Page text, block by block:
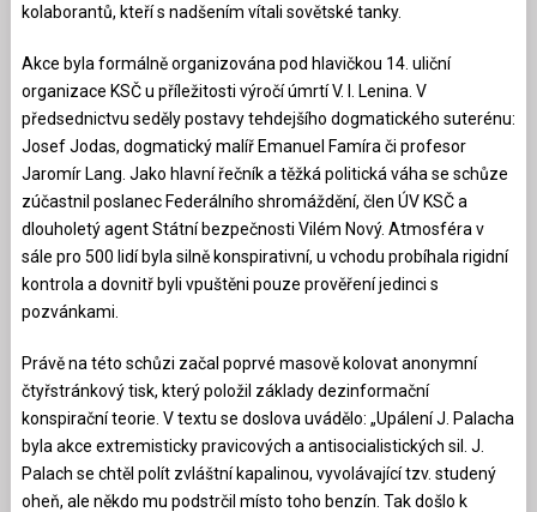
kolaborantů, kteří s nadšením vítali sovětské tanky.
Akce byla formálně organizována pod hlavičkou 14. uliční
organizace KSČ u příležitosti výročí úmrtí V. I. Lenina. V
předsednictvu seděly postavy tehdejšího dogmatického suterénu:
Josef Jodas, dogmatický malíř Emanuel Famíra či profesor
Jaromír Lang. Jako hlavní řečník a těžká politická váha se schůze
zúčastnil poslanec Federálního shromáždění, člen ÚV KSČ a
dlouholetý agent Státní bezpečnosti Vilém Nový. Atmosféra v
sále pro 500 lidí byla silně konspirativní, u vchodu probíhala rigidní
kontrola a dovnitř byli vpuštěni pouze prověření jedinci s
pozvánkami.
Právě na této schůzi začal poprvé masově kolovat anonymní
čtyřstránkový tisk, který položil základy dezinformační
konspirační teorie. V textu se doslova uvádělo: „Upálení J. Palacha
byla akce extremisticky pravicových a antisocialistických sil. J.
Palach se chtěl polít zvláštní kapalinou, vyvolávající tzv. studený
oheň, ale někdo mu podstrčil místo toho benzín. Tak došlo k